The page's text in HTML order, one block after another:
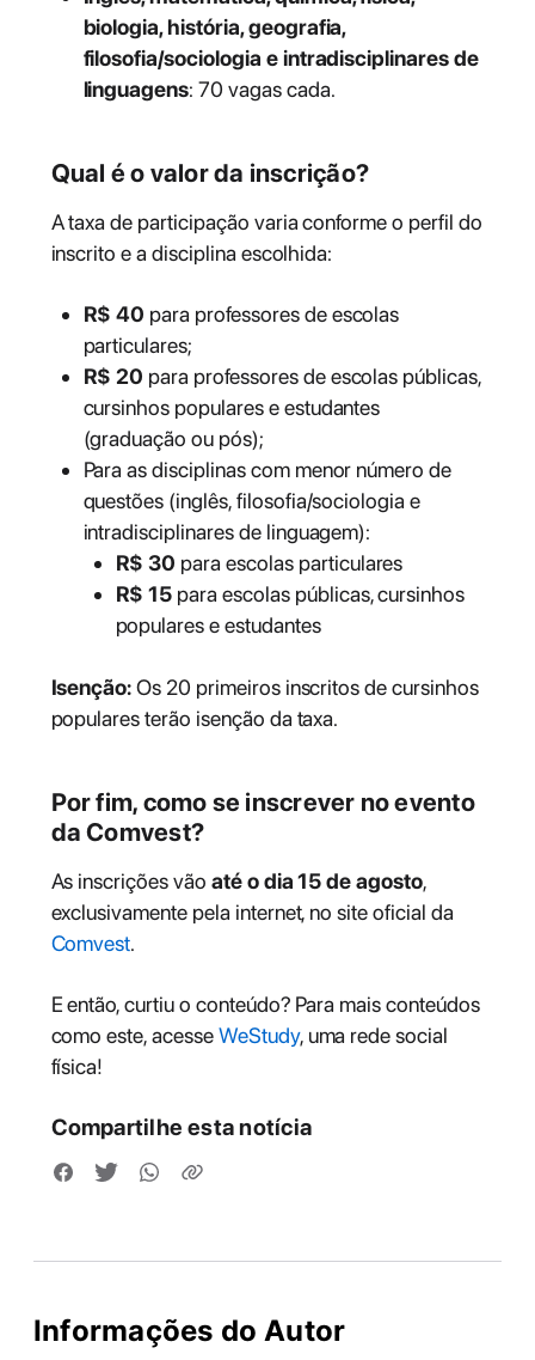
biologia, história, geografia,
filosofia/sociologia e intradisciplinares de
linguagens: 70 vagas cada.
Qual é o valor da inscrição?
A taxa de participação varia conforme o perfil do
inscrito e a disciplina escolhida:
R$ 40 para professores de escolas
particulares;
R$ 20 para professores de escolas públicas,
cursinhos populares e estudantes
(graduação ou pós);
Para as disciplinas com menor número de
questões (inglês, filosofia/sociologia e
intradisciplinares de linguagem):
R$ 30 para escolas particulares
R$ 15 para escolas públicas, cursinhos
populares e estudantes
Isenção:Os 20 primeiros inscritos de cursinhos
populares terão isenção da taxa.
Por fim, como se inscrever no evento
da Comvest?
As inscrições vão até o dia 15 de agosto,
exclusivamente pela internet, no site oficial da
Comvest.
E então, curtiu o conteúdo? Para mais conteúdos
como este, acesseWeStudy, uma rede social
física!
Compartilhe esta notícia
Informações do Autor